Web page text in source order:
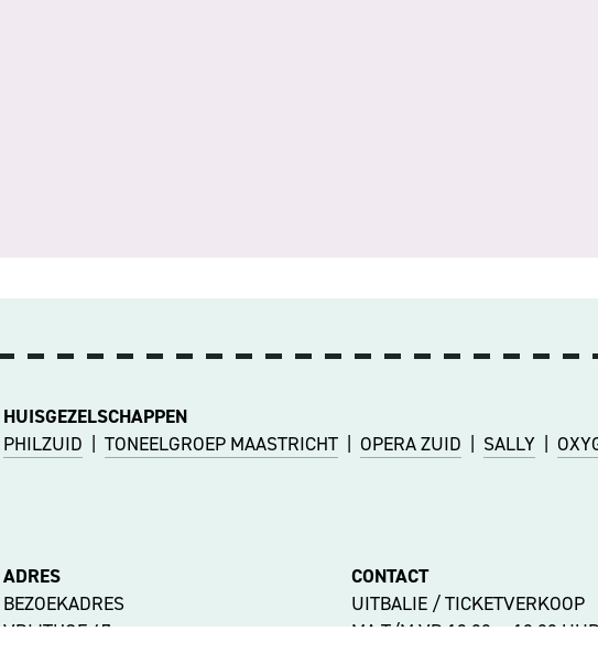
HUISGEZELSCHAPPEN
PHILZUID | TONEELGROEP MAASTRICHT | OPERA ZUID | SALLY |
ADRES
BEZOEKADRES
VRIJTHOF 47
CONTACT
UITBALIE / TICKETVERKOOP
MA T/M VR 12:00 — 18:00